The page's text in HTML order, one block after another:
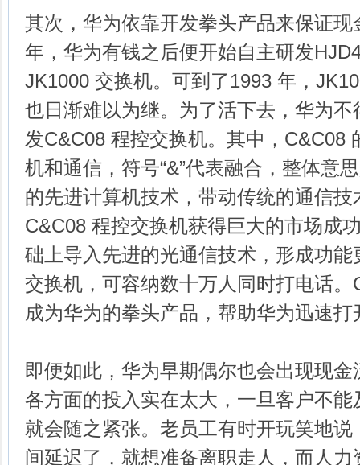
其次，华为依靠开发拳头产品来保证现
年，华为有钱之后便开始自主研发
JK1000 交换机。可到了1993 年，
也日渐难以为继。为了活下去，华为
发C&C08 程控交换机。其中，C&C08
机和通信，符号“&”代表融合，整体意
的先进计算机技术，带动传统的通信
C&C08 程控交换机获得巨大的市场成
础上导入先进的光通信技术，形成功
交换机，可容纳数十万人同时打电话
成为华为的拳头产品，帮助华为迅速
即便如此，华为早期偶尔也会出现现
各方面的投入实在太大，一旦客户不
就会随之紧张。老员工有时开玩笑地
间延迟了，就想准备离职走人，而人